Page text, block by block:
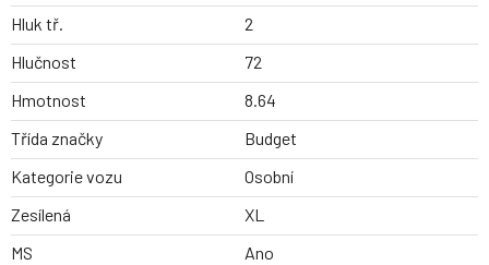
Hluk tř.
2
Hlučnost
72
Hmotnost
8.64
Třída značky
Budget
Kategorie vozu
Osobní
Zesílená
XL
MS
Ano